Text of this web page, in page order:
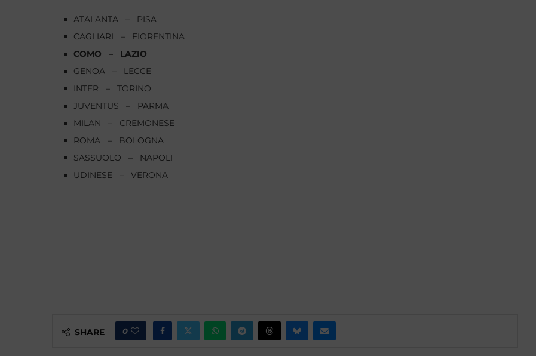
ATALANTA – PISA
CAGLIARI – FIORENTINA
COMO – LAZIO
GENOA – LECCE
INTER – TORINO
JUVENTUS – PARMA
MILAN – CREMONESE
ROMA – BOLOGNA
SASSUOLO – NAPOLI
UDINESE – VERONA
SHARE 0